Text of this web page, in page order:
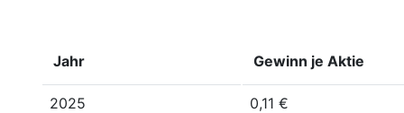
Jahr Gewinn je Aktie
2025 0,11 €